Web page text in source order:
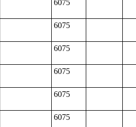
6075
6075
6075
6075
6075
6075